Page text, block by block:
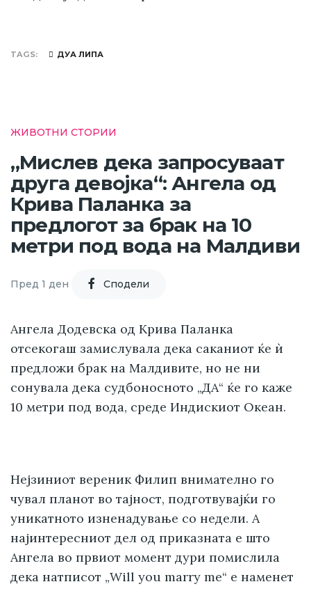
TAGS ДУА ЛИПА
ЖИВОТНИ СТОРИИ
„Мислев дека запросуваат
друга девојка“: Ангела од
Крива Паланка за
предлогот за брак на 10
метри под вода на Малдиви
Пред 1 ден Cподели
Ангела Додевска од Крива Паланка
отсекогаш замислувала дека саканиот ќе ѝ
предложи брак на Малдивите, но не ни
сонувала дека судбоносното „ДА“ ќе го каже
10 метри под вода, среде Индискиот Океан.
Нејзиниот вереник Филип внимателно го
чувал планот во тајност, подготвувајќи го
уникатното изненадување со недели. А
најинтересниот дел од приказната е што
Ангела во првиот момент дури помислила
дека натписот „Will you marry me“ е наменет